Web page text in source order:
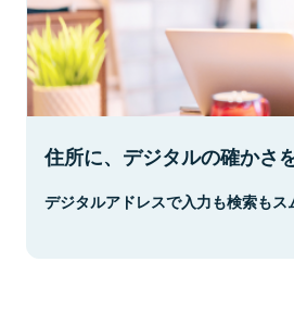
住所に、デジタルの確かさを
デジタルアドレスで入力も検索もス